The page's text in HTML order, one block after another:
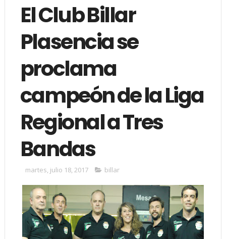
El Club Billar
Plasencia se
proclama
campeón de la Liga
Regional a Tres
Bandas
martes, julio 18, 2017 billar